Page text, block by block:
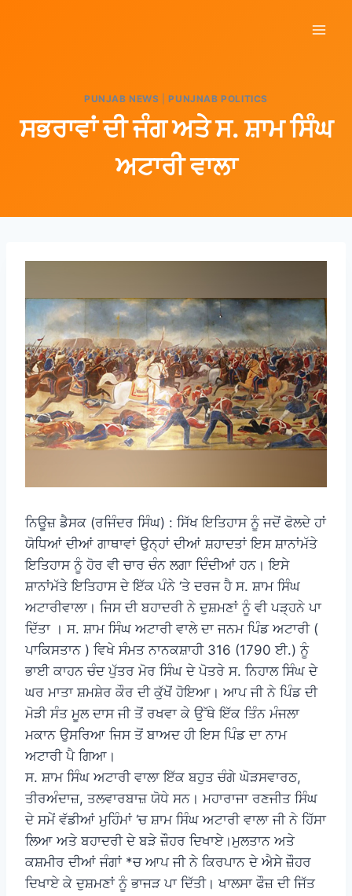
PUNJAB NEWS |PUNJNAB POLITICS
ਸਭਰਾਵਾਂ ਦੀ ਜੰਗ ਅਤੇ ਸ. ਸ਼ਾਮ ਸਿੰਘ
ਅਟਾਰੀ ਵਾਲਾ
ਨਿਊਜ਼ ਡੈਸਕ (ਰਜਿੰਦਰ ਸਿੰਘ) : ਸਿੱਖ ਇਤਿਹਾਸ ਨੂੰ ਜਦੋਂ ਫੋਲਦੇ ਹਾਂ
ਯੋਧਿਆਂ ਦੀਆਂ ਗਾਥਾਵਾਂ ਉਨ੍ਹਾਂ ਦੀਆਂ ਸ਼ਹਾਦਤਾਂ ਇਸ ਸ਼ਾਨਾਂਮੱਤੇ
ਇਤਿਹਾਸ ਨੂੰ ਹੋਰ ਵੀ ਚਾਰ ਚੰਨ ਲਗਾ ਦਿੰਦੀਆਂ ਹਨ। ਇਸੇ
ਸ਼ਾਨਾਂਮੱਤੇ ਇਤਿਹਾਸ ਦੇ ਇੱਕ ਪੰਨੇ ‘ਤੇ ਦਰਜ ਹੈ ਸ. ਸ਼ਾਮ ਸਿੰਘ
ਅਟਾਰੀਵਾਲਾ। ਜਿਸ ਦੀ ਬਹਾਦਰੀ ਨੇ ਦੁਸ਼ਮਣਾਂ ਨੂੰ ਵੀ ਪੜ੍ਹਨੇ ਪਾ
ਦਿੱਤਾ । ਸ. ਸ਼ਾਮ ਸਿੰਘ ਅਟਾਰੀ ਵਾਲੇ ਦਾ ਜਨਮ ਪਿੰਡ ਅਟਾਰੀ (
ਪਾਕਿਸਤਾਨ ) ਵਿਖੇ ਸੰਮਤ ਨਾਨਕਸ਼ਾਹੀ 316 (1790 ਈ.) ਨੂੰ
ਭਾਈ ਕਾਹਨ ਚੰਦ ਪੁੱਤਰ ਮੋਰ ਸਿੰਘ ਦੇ ਪੋਤਰੇ ਸ. ਨਿਹਾਲ ਸਿੰਘ ਦੇ
ਘਰ ਮਾਤਾ ਸ਼ਮਸ਼ੇਰ ਕੌਰ ਦੀ ਕੁੱਖੋਂ ਹੋਇਆ। ਆਪ ਜੀ ਨੇ ਪਿੰਡ ਦੀ
ਮੋੜੀ ਸੰਤ ਮੂਲ ਦਾਸ ਜੀ ਤੋਂ ਰਖਵਾ ਕੇ ਉੱਥੇ ਇੱਕ ਤਿੰਨ ਮੰਜਲਾ
ਮਕਾਨ ਉਸਰਿਆ ਜਿਸ ਤੋਂ ਬਾਅਦ ਹੀ ਇਸ ਪਿੰਡ ਦਾ ਨਾਮ
ਅਟਾਰੀ ਪੈ ਗਿਆ।
ਸ. ਸ਼ਾਮ ਸਿੰਘ ਅਟਾਰੀ ਵਾਲਾ ਇੱਕ ਬਹੁਤ ਚੰਗੇ ਘੋੜਸਵਾਰਠ,
ਤੀਰਅੰਦਾਜ਼, ਤਲਵਾਰਬਾਜ਼ ਯੋਧੇ ਸਨ। ਮਹਾਰਾਜਾ ਰਣਜੀਤ ਸਿੰਘ
ਦੇ ਸਮੇਂ ਵੱਡੀਆਂ ਮੁਹਿੰਮਾਂ ‘ਚ ਸ਼ਾਮ ਸਿੰਘ ਅਟਾਰੀ ਵਾਲਾ ਜੀ ਨੇ ਹਿੱਸਾ
ਲਿਆ ਅਤੇ ਬਹਾਦਰੀ ਦੇ ਬੜੇ ਜ਼ੌਹਰ ਦਿਖਾਏ।ਮੁਲਤਾਨ ਅਤੇ
ਕਸ਼ਮੀਰ ਦੀਆਂ ਜੰਗਾਂ *ਚ ਆਪ ਜੀ ਨੇ ਕਿਰਪਾਨ ਦੇ ਐਸੇ ਜ਼ੌਹਰ
ਦਿਖਾਏ ਕੇ ਦੁਸ਼ਮਣਾਂ ਨੂੰ ਭਾਜੜ ਪਾ ਦਿੱਤੀ। ਖਾਲਸਾ ਫੌਜ਼ ਦੀ ਜਿੱਤ